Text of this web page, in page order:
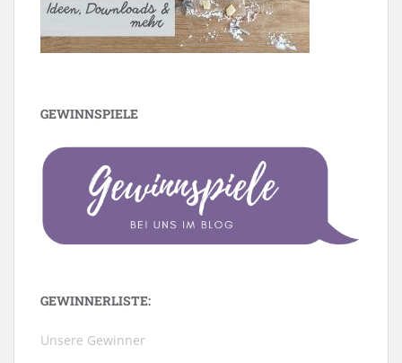
GEWINNSPIELE
GEWINNERLISTE:
Unsere Gewinner